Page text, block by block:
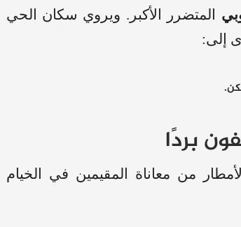
المتضرر الأكبر. ويروي سكان الحي
إلى:
بردًا
من معاناة المقيمين في الخيام